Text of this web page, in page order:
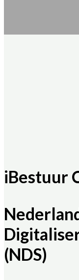
iBestuur
(NDS)